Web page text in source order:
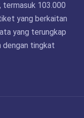
termasuk 103.000
yang berkaitan
yang terungkap
dengan tingkat